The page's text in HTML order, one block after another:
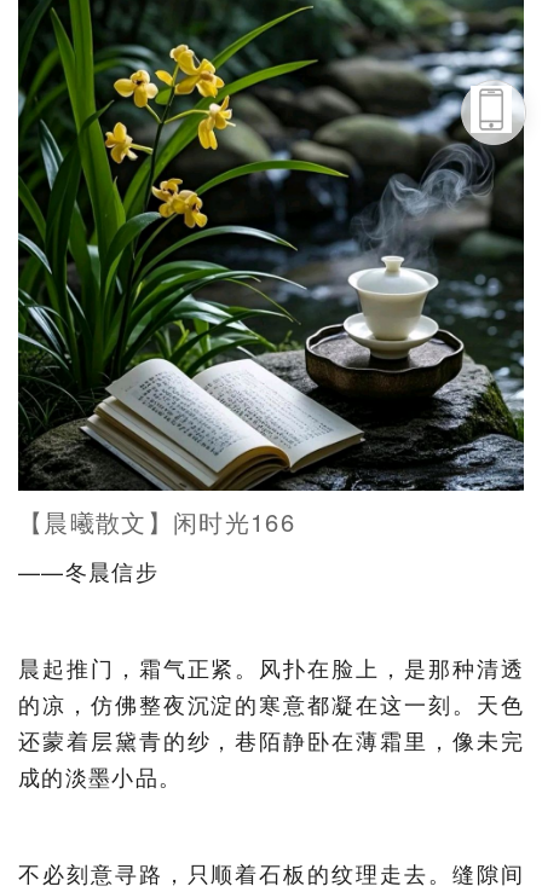
传播榜
文集
头条号
下载APP
【晨曦散文】闲时光166
——冬晨信步
晨起推门，霜气正紧。风扑在脸上，是那种清透
的凉，仿佛整夜沉淀的寒意都凝在这一刻。天色
还蒙着层黛青的纱，巷陌静卧在薄霜里，像未完
成的淡墨小品。
不必刻意寻路，只顺着石板的纹理走去。缝隙间